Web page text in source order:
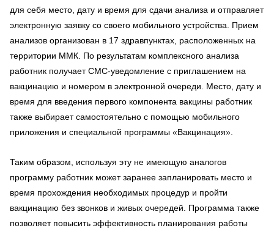
для себя место, дату и время для сдачи анализа и отправляет
электронную заявку со своего мобильного устройства. Прием
анализов организован в 17 здравпунктах, расположенных на
территории ММК. По результатам комплексного анализа
работник получает СМС-уведомление с приглашением на
вакцинацию и номером в электронной очереди. Место, дату и
время для введения первого компонента вакцины работник
также выбирает самостоятельно с помощью мобильного
приложения и специальной программы «Вакцинация».
Таким образом, используя эту не имеющую аналогов
программу работник может заранее запланировать место и
время прохождения необходимых процедур и пройти
вакцинацию без звонков и живых очередей. Программа также
позволяет повысить эффективность планирования работы